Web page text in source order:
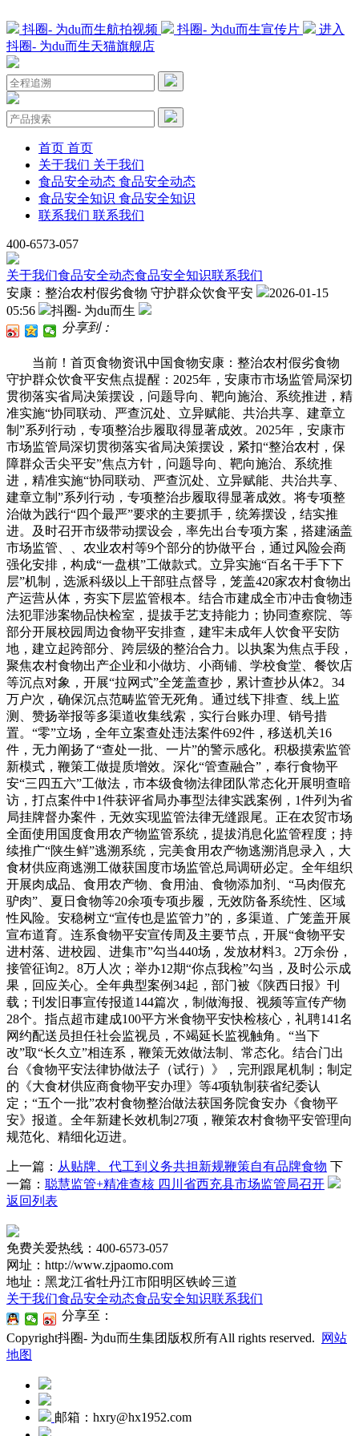
抖圈- 为du而生航拍视频 抖圈- 为du而生宣传片
进入
抖圈- 为du而生天猫旗舰店
首页 首页
关于我们 关于我们
食品安全动态 食品安全动态
食品安全知识 食品安全知识
联系我们 联系我们
400-6573-057
关于我们食品安全动态食品安全知识联系我们
安康：整治农村假劣食物 守护群众饮食平安
2026-01-15
05:56
抖圈- 为du而生
分享到：
当前！首页食物资讯中国食物安康：整治农村假劣食物
守护群众饮食平安焦点提醒：2025年，安康市市场监管局深切
贯彻落实省局决策摆设，问题导向、靶向施治、系统推进，精
准实施“协同联动、严查沉处、立异赋能、共治共享、建章立
制”系列行动，专项整治步履取得显著成效。2025年，安康市
市场监管局深切贯彻落实省局决策摆设，紧扣“整治农村，保
障群众舌尖平安”焦点方针，问题导向、靶向施治、系统推
进，精准实施“协同联动、严查沉处、立异赋能、共治共享、
建章立制”系列行动，专项整治步履取得显著成效。将专项整
治做为践行“四个最严”要求的主要抓手，统筹摆设，结实推
进。及时召开市级带动摆设会，率先出台专项方案，搭建涵盖
市场监管、、农业农村等9个部分的协做平台，通过风险会商
强化安排，构成“一盘棋”工做款式。立异实施“百名干手下下
层”机制，选派科级以上干部驻点督导，笼盖420家农村食物出
产运营从体，夯实下层监管根本。结合市建成全市冲击食物违
法犯罪涉案物品快检室，提拔手艺支持能力；协同查察院、等
部分开展校园周边食物平安排查，建牢未成年人饮食平安防
地，建立起跨部分、跨层级的整治合力。以执案为焦点手段，
聚焦农村食物出产企业和小做坊、小商铺、学校食堂、餐饮店
等沉点对象，开展“拉网式”全笼盖查抄，累计查抄从体2。34
万户次，确保沉点范畴监管无死角。通过线下排查、线上监
测、赞扬举报等多渠道收集线索，实行台账办理、销号措
置。“零”立场，全年立案查处违法案件692件，移送机关16
件，无力阐扬了“查处一批、一片”的警示感化。积极摸索监管
新模式，鞭策工做提质增效。深化“管查融合”，奉行食物平
安“三四五六”工做法，市本级食物法律团队常态化开展明查暗
访，打点案件中1件获评省局办事型法律实践案例，1件列为省
局挂牌督办案件，无效实现监管法律无缝跟尾。正在农贸市场
全面使用国度食用农产物监管系统，提拔消息化监管程度；持
续推广“陕生鲜”逃溯系统，完美食用农产物逃溯消息录入，大
食材供应商逃溯工做获国度市场监管总局调研必定。全年组织
开展肉成品、食用农产物、食用油、食物添加剂、“马肉假充
驴肉”、夏日食物等20余项专项步履，无效防备系统性、区域
性风险。安稳树立“宣传也是监管力”的，多渠道、广笼盖开展
宣布道育。连系食物平安宣传周及主要节点，开展“食物平安
进村落、进校园、进集市”勾当440场，发放材料3。2万余份，
接管征询2。8万人次；举办12期“你点我检”勾当，及时公示成
果，回应关心。全年典型案例34起，部门被《陕西日报》刊
载；刊发旧事宣传报道144篇次，制做海报、视频等宣传产物
28个。指点超市建成100平方米食物平安快检核心，礼聘141名
网约配送员担任社会监视员，不竭延长监视触角。“当下
改”取“长久立”相连系，鞭策无效做法制、常态化。结合门出
台《食物平安法律协做法子（试行）》，完刑跟尾机制；制定
的《大食材供应商食物平安办理》等4项轨制获省纪委认
定；“五个一批”农村食物整治做法获国务院食安办《食物平
安》报道。全年新建长效机制27项，鞭策农村食物平安管理向
规范化、精细化迈进。
上一篇： 从贴牌、代工到义务共担新规鞭策自有品牌食物 下
一篇： 聪慧监管+精准查核 四川省西充县市场监管局召开
返回列表
免费关爱热线：400-6573-057
网址：http://www.zjpaomo.com
地址：黑龙江省牡丹江市阳明区铁岭三道
关于我们食品安全动态食品安全知识联系我们
分享至：
Copyright抖圈- 为du而生集团版权所有All rights reserved.
网站
地图
邮箱：hxry@hx1952.com